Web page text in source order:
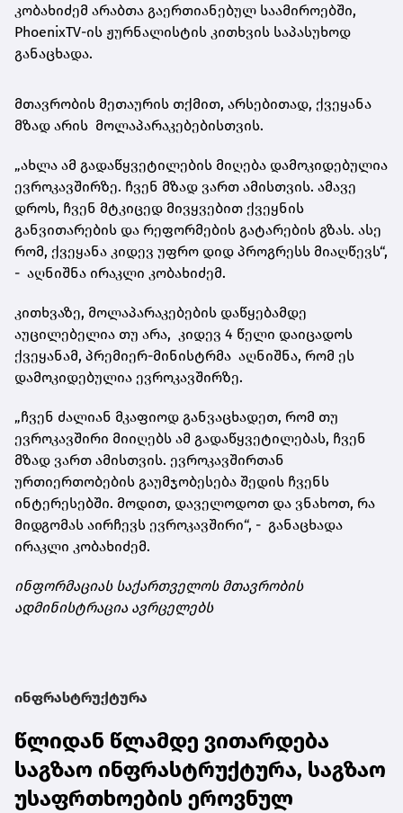
კობახიძემ არაბთა გაერთიანებულ საამიროებში,
PhoenixTV-ის ჟურნალისტის კითხვის საპასუხოდ
განაცხადა.
მთავრობის მეთაურის თქმით, არსებითად, ქვეყანა
მზად არის მოლაპარაკებებისთვის.
„ახლა ამ გადაწყვეტილების მიღება დამოკიდებულია
ევროკავშირზე. ჩვენ მზად ვართ ამისთვის. ამავე
დროს, ჩვენ მტკიცედ მივყვებით ქვეყნის
განვითარების და რეფორმების გატარების გზას. ასე
რომ, ქვეყანა კიდევ უფრო დიდ პროგრესს მიაღწევს“,
- აღნიშნა ირაკლი კობახიძემ.
კითხვაზე, მოლაპარაკებების დაწყებამდე
აუცილებელია თუ არა, კიდევ 4 წელი დაიცადოს
ქვეყანამ, პრემიერ-მინისტრმა აღნიშნა, რომ ეს
დამოკიდებულია ევროკავშირზე.
„ჩვენ ძალიან მკაფიოდ განვაცხადეთ, რომ თუ
ევროკავშირი მიიღებს ამ გადაწყვეტილებას, ჩვენ
მზად ვართ ამისთვის. ევროკავშირთან
ურთიერთობების გაუმჯობესება შედის ჩვენს
ინტერესებში. მოდით, დაველოდოთ და ვნახოთ, რა
მიდგომას აირჩევს ევროკავშირი“, - განაცხადა
ირაკლი კობახიძემ.
ინფორმაციას საქართველოს მთავრობის
ადმინისტრაცია ავრცელებს
ინფრასტრუქტურა
წლიდან წლამდე ვითარდება
საგზაო ინფრასტრუქტურა, საგზაო
უსაფრთხოების ეროვნულ